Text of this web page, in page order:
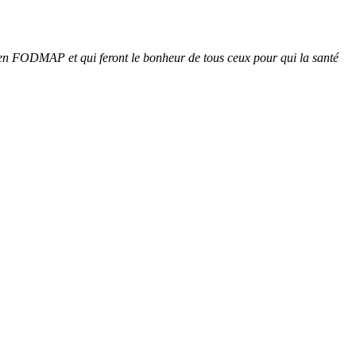
FODMAP et qui feront le bonheur de tous ceux pour qui la santé